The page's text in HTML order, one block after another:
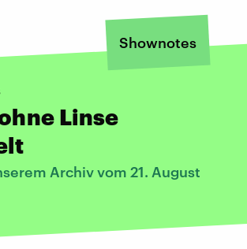
Shownotes
Linse
Archiv vom 21. August